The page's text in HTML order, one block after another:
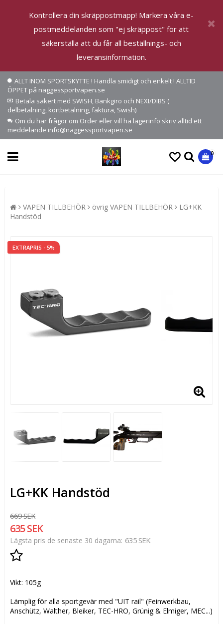
Kontrollera din skräppostmapp! Markera våra e-
postmeddelanden som "ej skräppost" för att
säkerställa att du får all beställnings- och
leveransinformation.
ALLT INOM SPORTSKYTTE ! Handla smidigt och enkelt ! ALLTID
ÖPPET på naggessportvapen.se
Betala säkert med SWISH, Bankgiro och NEXI/DIBS (
delbetalning, kortbetalning, faktura, Swish)
Om du har frågor om Order eller vill ha lagerinfo skriv alltid ett
meddelande info@naggessportvapen.se
0
VAPEN TILLBEHÖR övrig VAPEN TILLBEHÖR
LG+KK
Handstöd
EXTRAPRIS - 5%
LG+KK Handstöd
669 SEK
635 SEK
Lägsta pris de senaste 30 dagarna 635 SEK
Vikt: 105g
Lämplig för alla sportgevär med "UIT rail" (Feinwerkbau,
Anschütz, Walther, Bleiker, TEC-HRO, Grünig & Elmiger, MEC...)